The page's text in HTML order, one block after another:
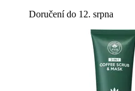
Doručení do 12. srpna